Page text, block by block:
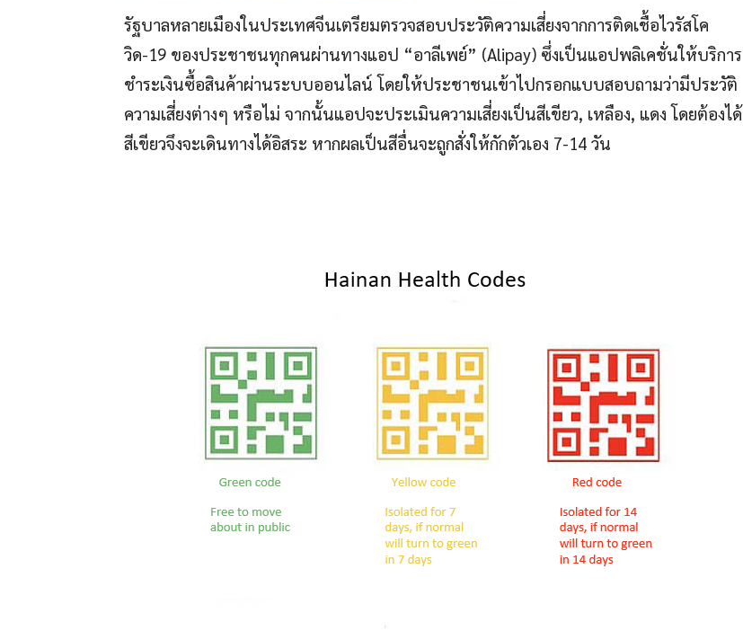
รัฐบาลหลายเมืองในประเทศจีนเตรียมตรวจสอบประวัติความเสี่ยงจากการติดเชื้อไวรัสโค
วิด-19 ของประชาชนทุกคนผ่านทางแอป “อาลีเพย์” (Alipay) ซึ่งเป็นแอปพลิเคชั่นให้บริการ
ชำระเงินซื้อสินค้าผ่านระบบออนไลน์ โดยให้ประชาชนเข้าไปกรอกแบบสอบถามว่ามีประวัติ
ความเสี่ยงต่างๆ หรือไม่ จากนั้นแอปจะประเมินความเสี่ยงเป็นสีเขียว, เหลือง, แดง โดยต้องได้
สีเขียวจึงจะเดินทางได้อิสระ หากผลเป็นสีอื่นจะถูกสั่งให้กักตัวเอง 7-14 วัน